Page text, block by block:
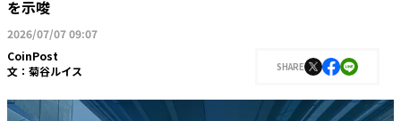
を示唆
2026/07/07 09:07
CoinPost
文： 菊谷ルイス SHARE